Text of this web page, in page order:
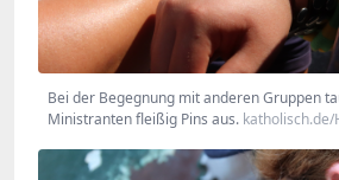
Bei der Begegnung mit anderen Gruppen
Ministranten fleißig Pins aus. katholisch.de/